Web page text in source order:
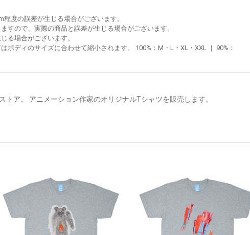
度の誤差が生じる場合がございます。
すので、実際の商品と誤差が生じる場合がございます。
る場合がございます。
ボディのサイズに合わせて縮小されます。 100%：M・L・XL・XXL ｜ 90%：
トア。 アニメーション作家のオリジナルTシャツを販売します。